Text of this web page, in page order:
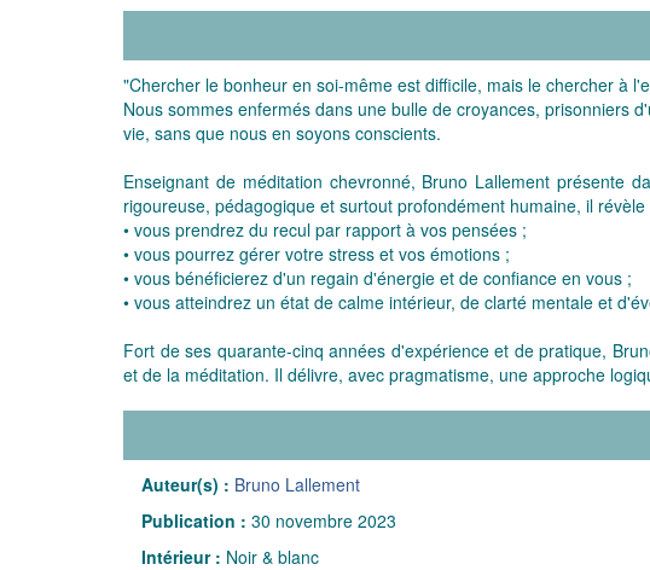
"Chercher le bonheur en soi-même est difficile, mais le chercher à
Nous sommes enfermés dans une bulle de croyances, prisonniers
vie, sans que nous en soyons conscients.
Enseignant de méditation chevronné, Bruno Lallement présente
rigoureuse, pédagogique et surtout profondément humaine, il
• vous prendrez du recul par rapport à vos pensées ;
• vous pourrez gérer votre stress et vos émotions ;
• vous bénéficierez d'un regain d'énergie et de confiance en vous ;
• vous atteindrez un état de calme intérieur, de clarté mentale et
Fort de ses quarante-cinq années d'expérience et de pratique,
et de la méditation. Il délivre, avec pragmatisme, une approche
Auteur(s) : Bruno Lallement
Publication : 30 novembre 2023
Intérieur : Noir & blanc